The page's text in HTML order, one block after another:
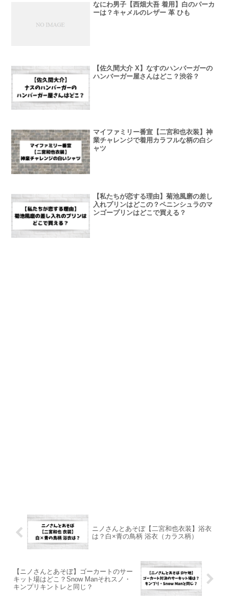
なにわ男子【西畑大吾 着用】白のパーカ
ーは？キャメルのレザー 革 ひも
【佐久間大介 X】なすのハンバーガーの
ハンバーガー屋さんはどこ？渋谷？
マイファミリー番宣【二宮和也衣装】神
業チャレンジで着用カラフルな柄の白シ
ャツ
【私たちが恋する理由】菊池風磨の差し
入れプリンはどこの？ペニンシュラのマ
ンゴープリンはどこで買える？
ニノさんとあそぼ【二宮和也衣装】浴衣
は？白×青の鳥柄 浴衣（カラス柄）
【ニノさんとあそぼ】ゴーカートのサー
キット場はどこ？Snow Manそれスノ・
キンプリキントレと同じ？